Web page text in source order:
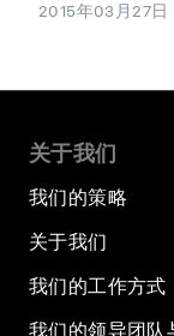
2015年03月27日
关于我们
我们的策略
关于我们
我们的工作方式
我们的领导团队